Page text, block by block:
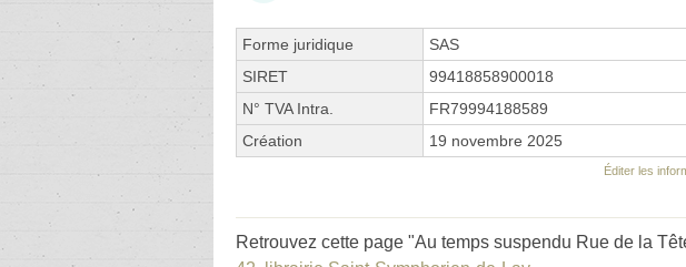
Forme juridique
SAS
SIRET
99418858900018
N° TVA Intra.
FR79994188589
Création
19 novembre 2025
Éditer les
Retrouvez cette page "Au temps suspendu Rue de la